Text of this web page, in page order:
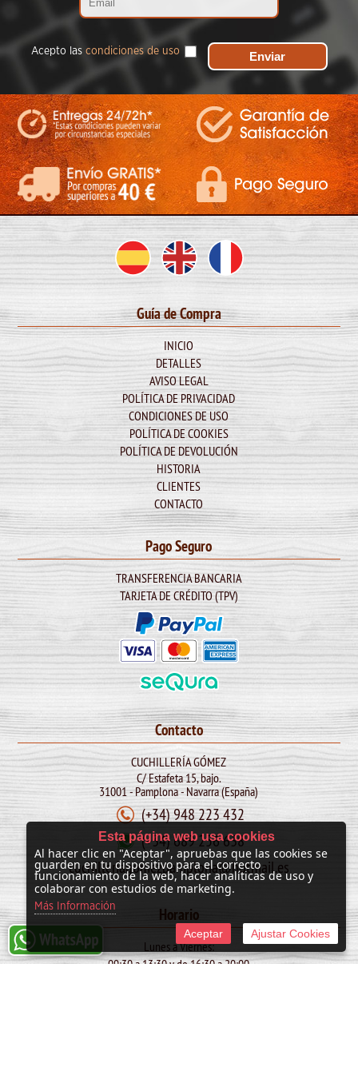
Acepto las condiciones de uso
Guía de Compra
INICIO
DETALLES
AVISO LEGAL
POLÍTICA DE PRIVACIDAD
CONDICIONES DE USO
POLÍTICA DE COOKIES
POLÍTICA DE DEVOLUCIÓN
HISTORIA
CLIENTES
CONTACTO
Pago Seguro
TRANSFERENCIA BANCARIA
TARJETA DE CRÉDITO (TPV)
Contacto
CUCHILLERÍA GÓMEZ
C/ Estafeta 15, bajo.
31001 - Pamplona - Navarra (España)
(+34) 948 223 432
(+34) 689 256 638
cuchilleriagomezpamplona@hotmail.es
Horario
Lunes a Viernes:
09:30 a 13:30 y de 16:30 a 20:00
Esta página web usa cookies
Al hacer clic en "Aceptar", apruebas que las cookies se
guarden en tu dispositivo para el correcto
funcionamiento de la web, hacer analíticas de uso y
colaborar con estudios de marketing.
Más Información
Aceptar Ajustar Cookies